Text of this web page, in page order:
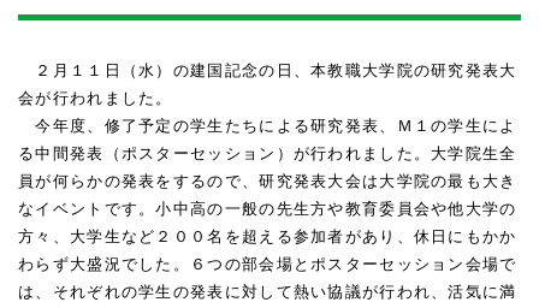
２月１１日（水）の建国記念の日、本教職大学院の研究発表大
会が行われました。
今年度、修了予定の学生たちによる研究発表、Ｍ１の学生によ
る中間発表（ポスターセッション）が行われました。大学院生全
員が何らかの発表をするので、研究発表大会は大学院の最も大き
なイベントです。小中高の一般の先生方や教育委員会や他大学の
方々、大学生など２００名を超える参加者があり、休日にもかか
わらず大盛況でした。６つの部会場とポスターセッション会場で
は、それぞれの学生の発表に対して熱い協議が行われ、活気に満